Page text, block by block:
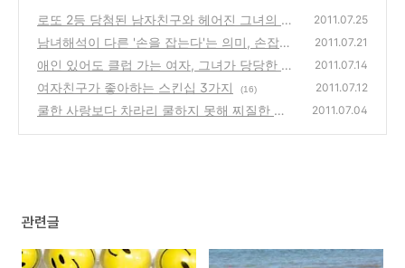
로또 2등 당첨된 남자친구와 헤어진 그녀의 사
연
(54)
2011.07.25
남녀해석이 다른 '손을 잡는다'는 의미, 손잡기
VS 어깨잡기
(7)
2011.07.21
애인 있어도 클럽 가는 여자, 그녀가 당당한 이
유
(20)
2011.07.14
여자친구가 좋아하는 스킨십 3가지 (16) 2011.07.12
쿨한 사랑보다 차라리 쿨하지 못해 찌질한 사
2011.07.04
관련글